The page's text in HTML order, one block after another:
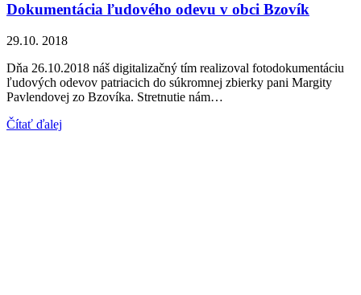
Dokumentácia ľudového odevu v obci Bzovík
29.10. 2018
Dňa 26.10.2018 náš digitalizačný tím realizoval fotodokumentáciu
ľudových odevov patriacich do súkromnej zbierky pani Margity
Pavlendovej zo Bzovíka. Stretnutie nám…
Čítať ďalej